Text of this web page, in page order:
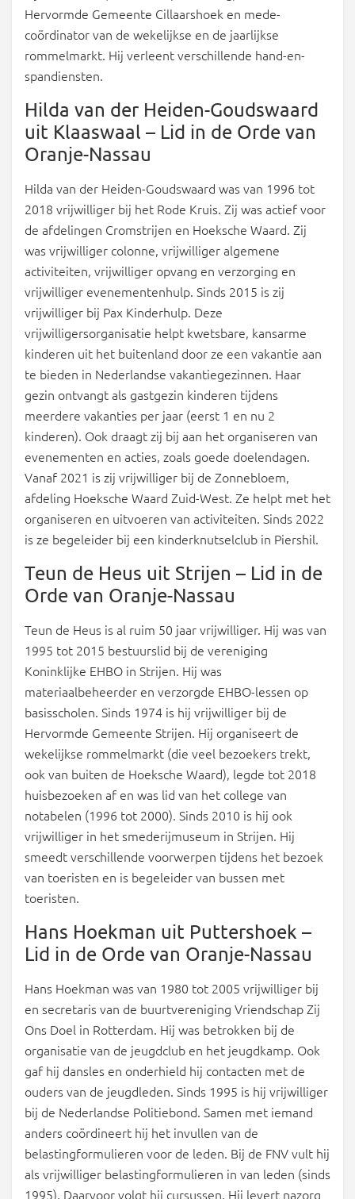
Hervormde Gemeente Cillaarshoek en mede-
coördinator van de wekelijkse en de jaarlijkse
rommelmarkt. Hij verleent verschillende hand-en-
spandiensten.
Hilda van der Heiden-Goudswaard
uit Klaaswaal – Lid in de Orde van
Oranje-Nassau
Hilda van der Heiden-Goudswaard was van 1996 tot
2018 vrijwilliger bij het Rode Kruis. Zij was actief voor
de afdelingen Cromstrijen en Hoeksche Waard. Zij
was vrijwilliger colonne, vrijwilliger algemene
activiteiten, vrijwilliger opvang en verzorging en
vrijwilliger evenementenhulp. Sinds 2015 is zij
vrijwilliger bij Pax Kinderhulp. Deze
vrijwilligersorganisatie helpt kwetsbare, kansarme
kinderen uit het buitenland door ze een vakantie aan
te bieden in Nederlandse vakantiegezinnen. Haar
gezin ontvangt als gastgezin kinderen tijdens
meerdere vakanties per jaar (eerst 1 en nu 2
kinderen). Ook draagt zij bij aan het organiseren van
evenementen en acties, zoals goede doelendagen.
Vanaf 2021 is zij vrijwilliger bij de Zonnebloem,
afdeling Hoeksche Waard Zuid-West. Ze helpt met het
organiseren en uitvoeren van activiteiten. Sinds 2022
is ze begeleider bij een kinderknutselclub in Piershil.
Teun de Heus uit Strijen – Lid in de
Orde van Oranje-Nassau
Teun de Heus is al ruim 50 jaar vrijwilliger. Hij was van
1995 tot 2015 bestuurslid bij de vereniging
Koninklijke EHBO in Strijen. Hij was
materiaalbeheerder en verzorgde EHBO-lessen op
basisscholen. Sinds 1974 is hij vrijwilliger bij de
Hervormde Gemeente Strijen. Hij organiseert de
wekelijkse rommelmarkt (die veel bezoekers trekt,
ook van buiten de Hoeksche Waard), legde tot 2018
huisbezoeken af en was lid van het college van
notabelen (1996 tot 2000). Sinds 2010 is hij ook
vrijwilliger in het smederijmuseum in Strijen. Hij
smeedt verschillende voorwerpen tijdens het bezoek
van toeristen en is begeleider van bussen met
toeristen.
Hans Hoekman uit Puttershoek –
Lid in de Orde van Oranje-Nassau
Hans Hoekman was van 1980 tot 2005 vrijwilliger bij
en secretaris van de buurtvereniging Vriendschap Zij
Ons Doel in Rotterdam. Hij was betrokken bij de
organisatie van de jeugdclub en het jeugdkamp. Ook
gaf hij dansles en onderhield hij contacten met de
ouders van de jeugdleden. Sinds 1995 is hij vrijwilliger
bij de Nederlandse Politiebond. Samen met iemand
anders coördineert hij het invullen van de
belastingformulieren voor de leden. Bij de FNV vult hij
als vrijwilliger belastingformulieren in van leden (sinds
1995). Daarvoor volgt hij cursussen. Hij levert nazorg